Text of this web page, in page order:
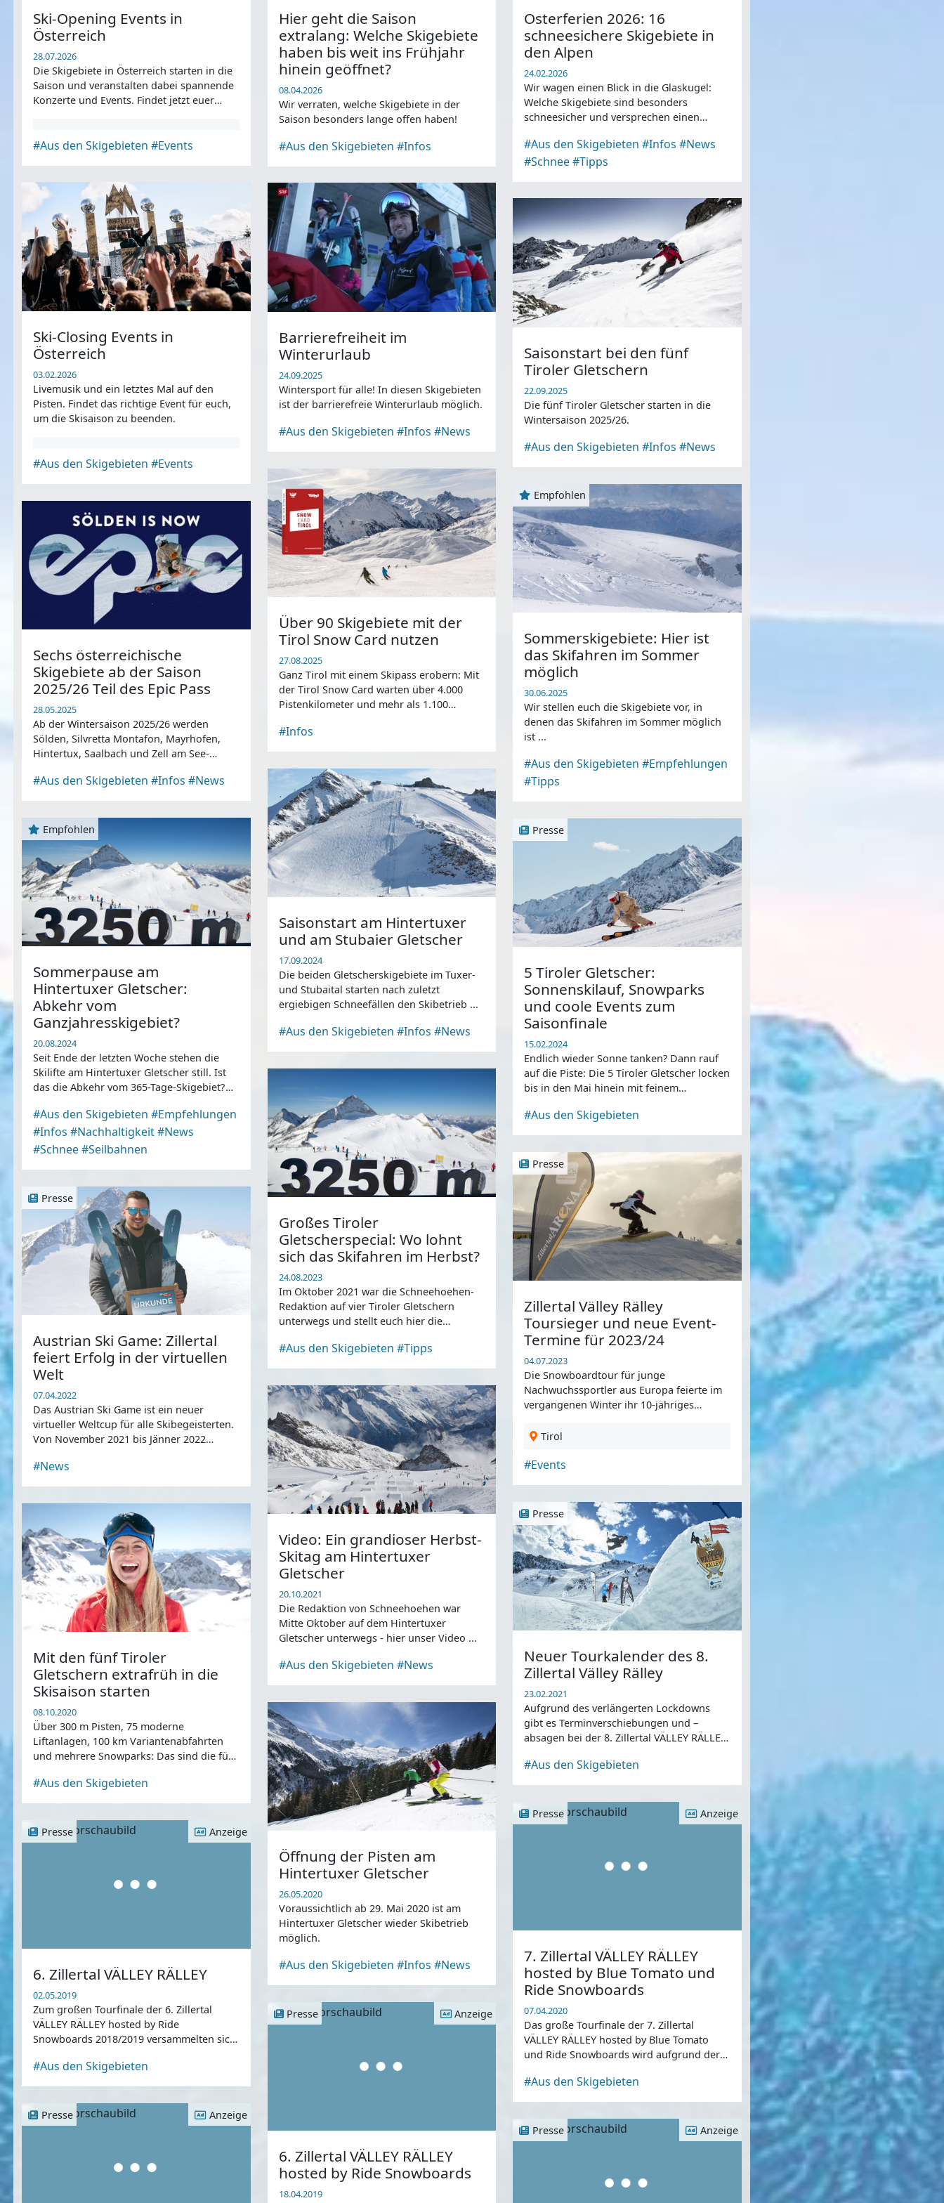
Ski-Opening Events in
Österreich
28.07.2026
Die Skigebiete in Österreich starten in die
Saison und veranstalten dabei spannende
Konzerte und Events. Findet jetzt euer
#Aus den Skigebieten #Events
Hier geht die Saison
extralang: Welche Skigebiete
haben bis weit ins Frühjahr
hinein geöffnet?
08.04.2026
Wir verraten, welche Skigebiete in der
Saison besonders lange offen haben!
#Aus den Skigebieten #Infos
Osterferien 2026: 16
schneesichere Skigebiete in
den Alpen
24.02.2026
Wir wagen einen Blick in die Glaskugel:
Welche Skigebiete sind besonders
schneesicher und versprechen einen
Gebiete vor.
#Aus den Skigebieten #Infos #News
#Schnee#Tipps
Ski-Closing Events in
Österreich
03.02.2026
Livemusik und ein letztes Mal auf den
Pisten. Findet das richtige Event für euch,
um die Skisaison zu beenden.
#Aus den Skigebieten #Events
Barrierefreiheit im
Winterurlaub
24.09.2025
Wintersport für alle! In diesen Skigebieten
ist der barrierefreie Winterurlaub möglich.
#Aus den Skigebieten #Infos #News
Saisonstart bei den fünf
Tiroler Gletschern
22.09.2025
Die fünf Tiroler Gletscher starten in die
Wintersaison 2025/26.
#Aus den Skigebieten #Infos #News
Über 90 Skigebiete mit der
Tirol Snow Card nutzen
27.08.2025
Ganz Tirol mit einem Skipass erobern: Mit
der Tirol Snow Card warten über 4.000
Pistenkilometer und mehr als 1.100
#Infos
Empfohlen
Sommerskigebiete: Hier ist
das Skifahren im Sommer
möglich
30.06.2025
Wir stellen euch die Skigebiete vor, in
denen das Skifahren im Sommer möglich
ist ...
#Aus den Skigebieten #Empfehlungen
#Tipps
Sechs österreichische
Skigebiete ab der Saison
2025/26 Teil des Epic Pass
28.05.2025
Ab der Wintersaison 2025/26 werden
Sölden, Silvretta Montafon, Mayrhofen,
Hintertux, Saalbach und Zell am See-
#Aus den Skigebieten #Infos #News
Saisonstart am Hintertuxer
und am Stubaier Gletscher
17.09.2024
Die beiden Gletscherskigebiete im Tuxer-
und Stubaital starten nach zuletzt
ergiebigen Schneefällen den Skibetrieb ...
#Aus den Skigebieten #Infos #News
Empfohlen
Sommerpause am
Hintertuxer Gletscher:
Abkehr vom
Ganzjahresskigebiet?
20.08.2024
Seit Ende der letzten Woche stehen die
Skilifte am Hintertuxer Gletscher still. Ist
das die Abkehr vom 365-Tage-Skigebiet?
#Aus den Skigebieten #Empfehlungen
#Infos #Nachhaltigkeit#News
#Schnee#Seilbahnen
Presse
5 Tiroler Gletscher:
Sonnenskilauf, Snowparks
und coole Events zum
Saisonfinale
15.02.2024
Endlich wieder Sonne tanken? Dann rauf
auf die Piste: Die 5 Tiroler Gletscher locken
bis in den Mai hinein mit feinem
#Aus den Skigebieten
Großes Tiroler
Gletscherspecial: Wo lohnt
sich das Skifahren im Herbst?
24.08.2023
Im Oktober 2021 war die Schneehoehen-
Redaktion auf vier Tiroler Gletschern
unterwegs und stellt euch hier die
#Aus den Skigebieten #Tipps
Presse
Zillertal Välley Rälley
Toursieger und neue Event-
Termine für 2023/24
04.07.2023
Die Snowboardtour für junge
Nachwuchssportler aus Europa feierte im
vergangenen Winter ihr 10-jähriges
Teilnehmerrekorden.
Tirol
#Events
Presse
Austrian Ski Game: Zillertal
feiert Erfolg in der virtuellen
Welt
07.04.2022
Das Austrian Ski Game ist ein neuer
virtueller Weltcup für alle Skibegeisterten.
Von November 2021 bis Jänner 2022
antreten.
#News
Video: Ein grandioser Herbst-
Skitag am Hintertuxer
Gletscher
20.10.2021
Die Redaktion von Schneehoehen war
Mitte Oktober auf dem Hintertuxer
Gletscher unterwegs - hier unser Video ...
#Aus den Skigebieten #News
Presse
Neuer Tourkalender des 8.
Zillertal Välley Rälley
23.02.2021
Aufgrund des verlängerten Lockdowns
gibt es Terminverschiebungen und –
absagen bei der 8. Zillertal VÄLLEY RÄLLEY
Snowboards.
#Aus den Skigebieten
Mit den fünf Tiroler
Gletschern extrafrüh in die
Skisaison starten
08.10.2020
Über 300 m Pisten, 75 moderne
Liftanlagen, 100 km Variantenabfahrten
und mehrere Snowparks: Das sind die fünf
#Aus den Skigebieten
Öffnung der Pisten am
Hintertuxer Gletscher
26.05.2020
Voraussichtlich ab 29. Mai 2020 ist am
Hintertuxer Gletscher wieder Skibetrieb
möglich.
#Aus den Skigebieten #Infos #News
Presse Anzeige
7. Zillertal VÄLLEY RÄLLEY
hosted by Blue Tomato und
Ride Snowboards
07.04.2020
Das große Tourfinale der 7. Zillertal
VÄLLEY RÄLLEY hosted by Blue Tomato
und Ride Snowboards wird aufgrund der
Oktober 2020 verschoben.
#Aus den Skigebieten
Presse Anzeige
6. Zillertal VÄLLEY RÄLLEY
02.05.2019
Zum großen Tourfinale der 6. Zillertal
VÄLLEY RÄLLEY hosted by Ride
Snowboards 2018/2019 versammelten sich
Snowboarder Ende April im Betterpark
Hintertux am Hintertux
#Aus den Skigebieten
Presse Anzeige
6. Zillertal VÄLLEY RÄLLEY
hosted by Ride Snowboards
18.04.2019
Presse
Anzeige
Presse
Anzeige